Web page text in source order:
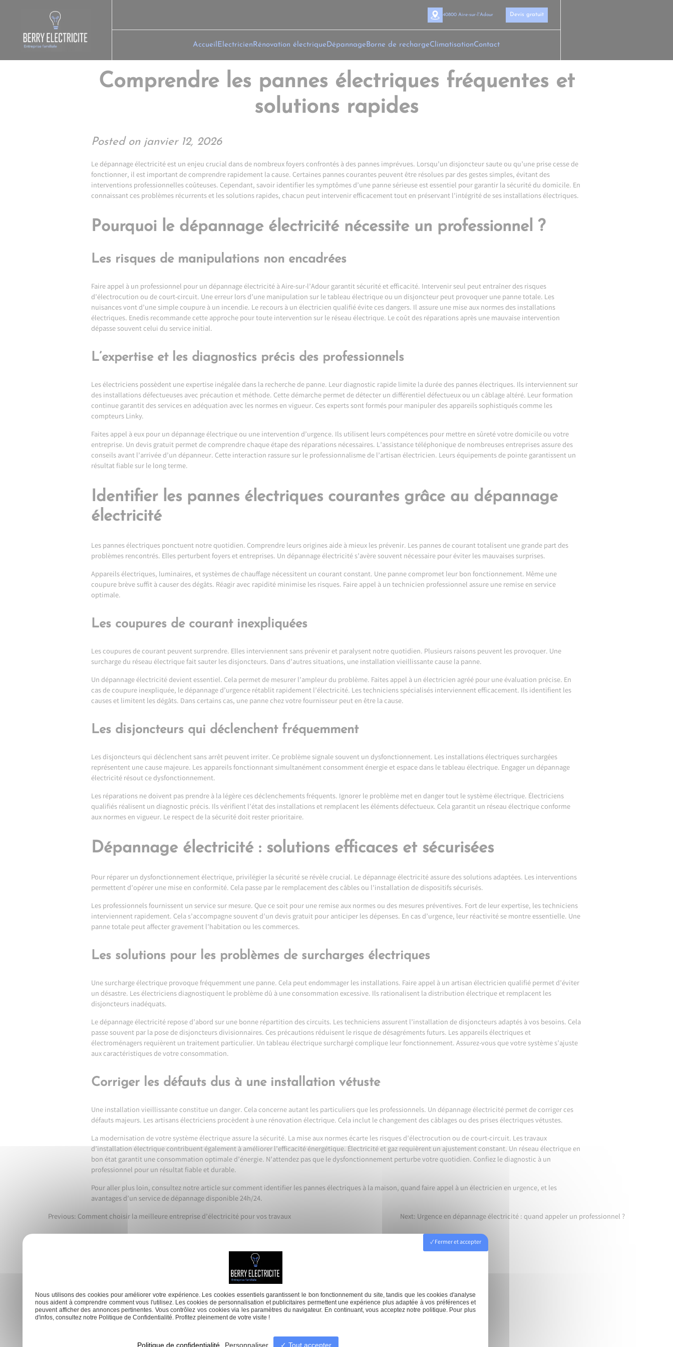
40800 Aire-sur-l'Adour Devis gratuit
AccueilElectricienRénovation électriqueDépannageBorne de rechargeClimatisationContact
Comprendre les pannes électriques fréquentes et
solutions rapides
Posted on janvier 12, 2026
Le dépannage électricité est un enjeu crucial dans de nombreux foyers confrontés à des pannes imprévues. Lorsqu’un disjoncteur saute ou qu’une prise cesse de
fonctionner, il est important de comprendre rapidement la cause. Certaines pannes courantes peuvent être résolues par des gestes simples, évitant des
interventions professionnelles coûteuses. Cependant, savoir identifier les symptômes d’une panne sérieuse est essentiel pour garantir la sécurité du domicile. En
connaissant ces problèmes récurrents et les solutions rapides, chacun peut intervenir efficacement tout en préservant l’intégrité de ses installations électriques.
Pourquoi le dépannage électricité nécessite un professionnel ?
Les risques de manipulations non encadrées
Faire appel à un professionnel pour undépannage électricité à Aire-sur-l’Adourgarantit sécurité et efficacité. Intervenir seul peut entraîner des risques
d’électrocution ou de court-circuit. Une erreur lors d’une manipulation sur le tableau électrique ou un disjoncteur peut provoquer une panne totale. Les
nuisances vont d’une simple coupure à un incendie. Le recours à un électricien qualifié évite ces dangers. Il assure une mise aux normes des installations
électriques. Enedis recommande cette approche pour toute intervention sur le réseau électrique. Le coût des réparations après une mauvaise intervention
dépasse souvent celui du service initial.
L’expertise et les diagnostics précis des professionnels
Les électriciens possèdent une expertise inégalée dans la recherche de panne. Leur diagnostic rapide limite la durée des pannes électriques. Ils interviennent sur
des installations défectueuses avec précaution et méthode. Cette démarche permet de détecter un différentiel défectueux ou un câblage altéré. Leur formation
continue garantit des services en adéquation avec les normes en vigueur. Ces experts sont formés pour manipuler des appareils sophistiqués comme les
compteurs Linky.
Faites appel à eux pour un dépannage électrique ou une intervention d’urgence. Ils utilisent leurs compétences pour mettre en sûreté votre domicile ou votre
entreprise. Un devis gratuit permet de comprendre chaque étape des réparations nécessaires. L’assistance téléphonique de nombreuses entreprises assure des
conseils avant l’arrivée d’un dépanneur. Cette interaction rassure sur le professionnalisme de l’artisan électricien. Leurs équipements de pointe garantissent un
résultat fiable sur le long terme.
Identifier les pannes électriques courantes grâce au dépannage
électricité
Les pannes électriques ponctuent notre quotidien. Comprendre leurs origines aide à mieux les prévenir. Les pannes de courant totalisent une grande part des
problèmes rencontrés. Elles perturbent foyers et entreprises. Un dépannage électricité s’avère souvent nécessaire pour éviter les mauvaises surprises.
Appareils électriques, luminaires, et systèmes de chauffage nécessitent un courant constant. Une panne compromet leur bon fonctionnement. Même une
coupure brève suffit à causer des dégâts. Réagir avec rapidité minimise les risques. Faire appel à un technicien professionnel assure une remise en service
optimale.
Les coupures de courant inexpliquées
Les coupures de courant peuvent surprendre. Elles interviennent sans prévenir et paralysent notre quotidien. Plusieurs raisons peuvent les provoquer. Une
surcharge du réseau électrique fait sauter les disjoncteurs. Dans d’autres situations, une installation vieillissante cause la panne.
Un dépannage électricité devient essentiel. Cela permet de mesurer l’ampleur du problème. Faites appel à un électricien agréé pour une évaluation précise. En
cas de coupure inexpliquée, le dépannage d’urgence rétablit rapidement l’électricité. Les techniciens spécialisés interviennent efficacement. Ils identifient les
causes et limitent les dégâts. Dans certains cas, une panne chez votre fournisseur peut en être la cause.
Les disjoncteurs qui déclenchent fréquemment
Les disjoncteurs qui déclenchent sans arrêt peuvent irriter. Ce problème signale souvent un dysfonctionnement. Les installations électriques surchargées
représentent une cause majeure. Les appareils fonctionnant simultanément consomment énergie et espace dans le tableau électrique. Engager un dépannage
électricité résout ce dysfonctionnement.
Les réparations ne doivent pas prendre à la légère ces déclenchements fréquents. Ignorer le problème met en danger tout le système électrique. Électriciens
qualifiés réalisent un diagnostic précis. Ils vérifient l’état des installations et remplacent les éléments défectueux. Cela garantit un réseau électrique conforme
aux normes en vigueur. Le respect de la sécurité doit rester prioritaire.
Dépannage électricité : solutions efficaces et sécurisées
Pour réparer un dysfonctionnement électrique, privilégier la sécurité se révèle crucial. Le dépannage électricité assure des solutions adaptées. Les interventions
permettent d’opérer une mise en conformité. Cela passe par le remplacement des câbles ou l’installation de dispositifs sécurisés.
Les professionnels fournissent un service sur mesure. Que ce soit pour une remise aux normes ou des mesures préventives. Fort de leur expertise, les techniciens
interviennent rapidement. Cela s’accompagne souvent d’un devis gratuit pour anticiper les dépenses. En cas d’urgence, leur réactivité se montre essentielle. Une
panne totale peut affecter gravement l’habitation ou les commerces.
Les solutions pour les problèmes de surcharges électriques
Une surcharge électrique provoque fréquemment une panne. Cela peut endommager les installations. Faire appel à un artisan électricien qualifié permet d’éviter
un désastre. Les électriciens diagnostiquent le problème dû à une consommation excessive. Ils rationalisent la distribution électrique et remplacent les
disjoncteurs inadéquats.
Le dépannage électricité repose d’abord sur une bonne répartition des circuits. Les techniciens assurent l’installation de disjoncteurs adaptés à vos besoins. Cela
passe souvent par la pose de disjoncteurs divisionnaires. Ces précautions réduisent le risque de désagréments futurs. Les appareils électriques et
électroménagers requièrent un traitement particulier. Un tableau électrique surchargé complique leur fonctionnement. Assurez-vous que votre système s’ajuste
aux caractéristiques de votre consommation.
Corriger les défauts dus à une installation vétuste
Une installation vieillissante constitue un danger. Cela concerne autant les particuliers que les professionnels. Un dépannage électricité permet de corriger ces
défauts majeurs. Les artisans électriciens procèdent à une rénovation électrique. Cela inclut le changement des câblages ou des prises électriques vétustes.
La modernisation de votre système électrique assure la sécurité. La mise aux normes écarte les risques d’électrocution ou de court-circuit. Les travaux
d’installation électrique contribuent également à améliorer l’efficacité énergétique. Électricité et gaz requièrent un ajustement constant. Un réseau électrique en
bon état garantit une consommation optimale d’énergie. N’attendez pas que le dysfonctionnement perturbe votre quotidien. Confiez le diagnostic à un
professionnel pour un résultat fiable et durable.
Pour aller plus loin, consultez notre article surcomment identifier les pannes électriques à la maison,quand faire appel à un électricien en urgence, et les
avantages d’un service de dépannage disponible 24h/24.
Navigation
Previous: Comment choisir la meilleure entreprise d’électricité pour vos travaux Next: Urgence en dépannage électricité : quand appeler un professionnel ?
Rénovation électrique
Fermer et accepter
Nous utilisons des cookies pour améliorer votre expérience. Les cookies essentiels garantissent le bon fonctionnement du site, tandis que les cookies d'analyse
nous aident à comprendre comment vous l'utilisez. Les cookies de personnalisation et publicitaires permettent une expérience plus adaptée à vos préférences et
peuvent afficher des annonces pertinentes. Vous contrôlez vos cookies via les paramètres du navigateur. En continuant, vous acceptez notre politique. Pour plus
d'infos, consultez notre Politique de Confidentialité. Profitez pleinement de votre visite !
Tout accepter
Personnaliser
Politique de confidentialité